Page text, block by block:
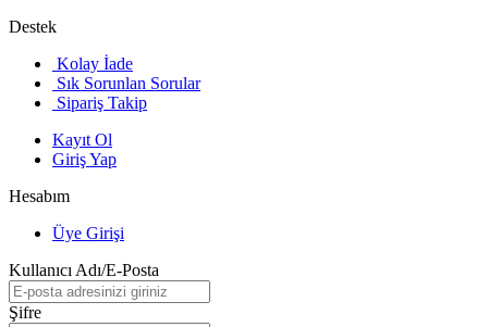
Destek
Kolay İade
Sık Sorunlan Sorular
Sipariş Takip
Kayıt Ol
Giriş Yap
Hesabım
Üye Girişi
Kullanıcı Adı/E-Posta
Şifre